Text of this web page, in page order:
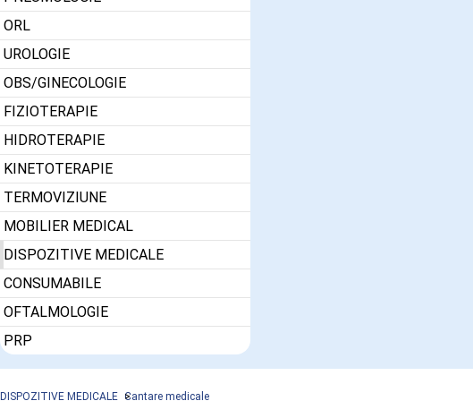
ORL
UROLOGIE
OBS/GINECOLOGIE
FIZIOTERAPIE
HIDROTERAPIE
KINETOTERAPIE
TERMOVIZIUNE
MOBILIER MEDICAL
DISPOZITIVE MEDICALE
CONSUMABILE
OFTALMOLOGIE
PRP
DISPOZITIVE MEDICALE Cantare medicale